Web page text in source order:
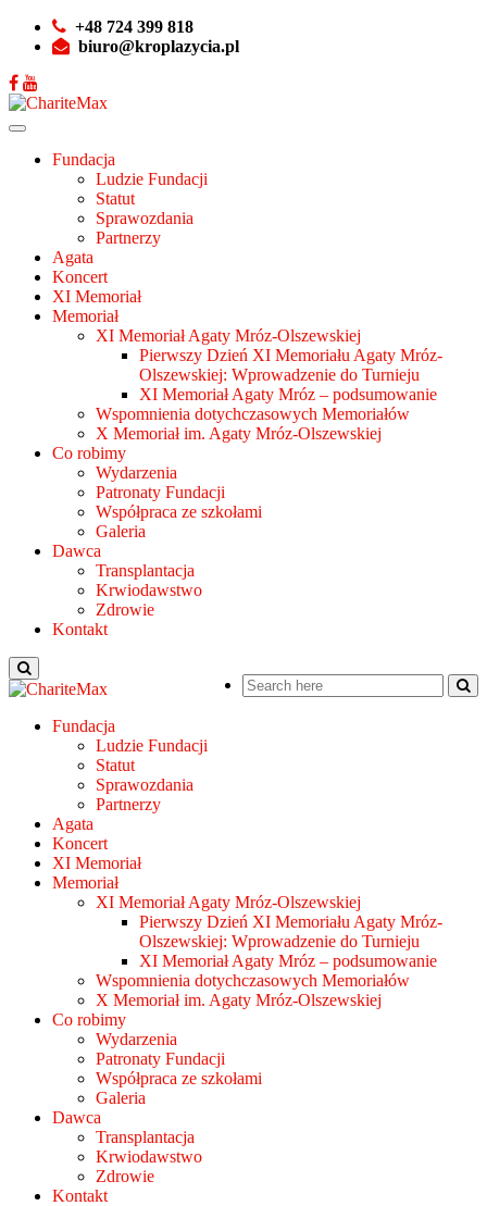
+48 724 399 818
biuro@kroplazycia.pl
Fundacja
Ludzie Fundacji
Statut
Sprawozdania
Partnerzy
Agata
Koncert
XI Memoriał
Memoriał
XI Memoriał Agaty Mróz-Olszewskiej
Pierwszy Dzień XI Memoriału Agaty Mróz-
Olszewskiej: Wprowadzenie do Turnieju
XI Memoriał Agaty Mróz – podsumowanie
Wspomnienia dotychczasowych Memoriałów
X Memoriał im. Agaty Mróz-Olszewskiej
Co robimy
Wydarzenia
Patronaty Fundacji
Współpraca ze szkołami
Galeria
Dawca
Transplantacja
Krwiodawstwo
Zdrowie
Kontakt
Fundacja
Ludzie Fundacji
Statut
Sprawozdania
Partnerzy
Agata
Koncert
XI Memoriał
Memoriał
XI Memoriał Agaty Mróz-Olszewskiej
Pierwszy Dzień XI Memoriału Agaty Mróz-
Olszewskiej: Wprowadzenie do Turnieju
XI Memoriał Agaty Mróz – podsumowanie
Wspomnienia dotychczasowych Memoriałów
X Memoriał im. Agaty Mróz-Olszewskiej
Co robimy
Wydarzenia
Patronaty Fundacji
Współpraca ze szkołami
Galeria
Dawca
Transplantacja
Krwiodawstwo
Zdrowie
Kontakt